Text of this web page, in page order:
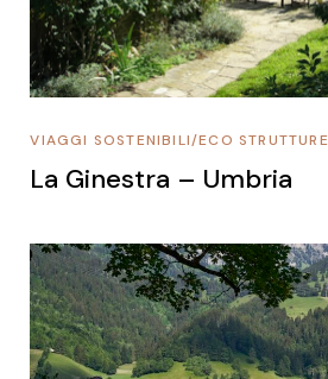
ECO STRUTTURE
/
VIAGGI SOSTENIBILI
La Ginestra – Umbria